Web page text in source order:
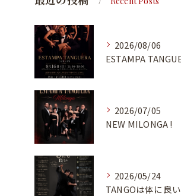
2026/08/06
2026/07/05
NEW MILONGA !
2026/05/24
TANGOは体に良い